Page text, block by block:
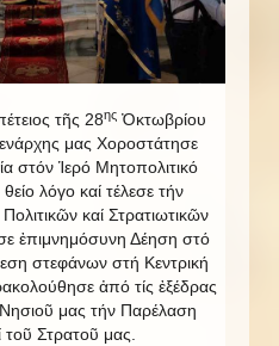
τῆς 28ης Ὀκτωβρίου
μας Χοροστάτησε
στόν Ἱερό Μητοπολιτικό
λόγο καί τέλεσε τήν
καί Στρατιωτικῶν
ἐπιμνημόσυνη Δέηση στό
στεφάνων στή Κεντρική
ἀπό τίς ἐξέδρας
μας τήν Παρέλαση
Στρατοῦ μας.